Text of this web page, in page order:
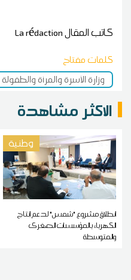
كاتب المقالLa rédaction
كلمات مفتاح
وزارة الأسرة والمرأة
الاكثر مشاهدة
وطنية
انطلاق مشروع "شمس" لدعم إنتاج
الكهرباء بالمؤسسات الصغرى
والمتوسطة